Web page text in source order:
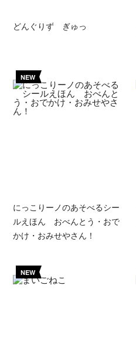
どんぐりず ぎゅっ
NEW
にっこりーノのあそべるシー
ルえほん おべんとう・おで
かけ・おみせやさん！
NEW